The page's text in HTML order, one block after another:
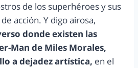
de los superhéroes y sus
acción. Y digo airosa,
donde existen las
Man de Miles Morales,
a dejadez artística, en el